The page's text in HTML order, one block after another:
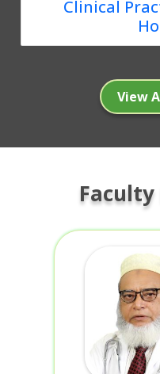
Clinical
View